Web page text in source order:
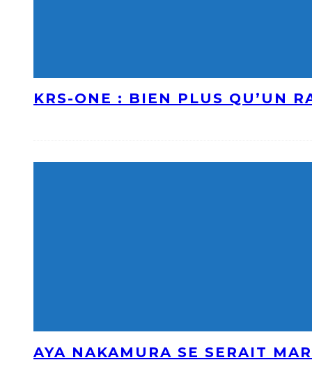
KRS-ONE : BIEN PLUS QU’UN
AYA NAKAMURA SE SERAIT